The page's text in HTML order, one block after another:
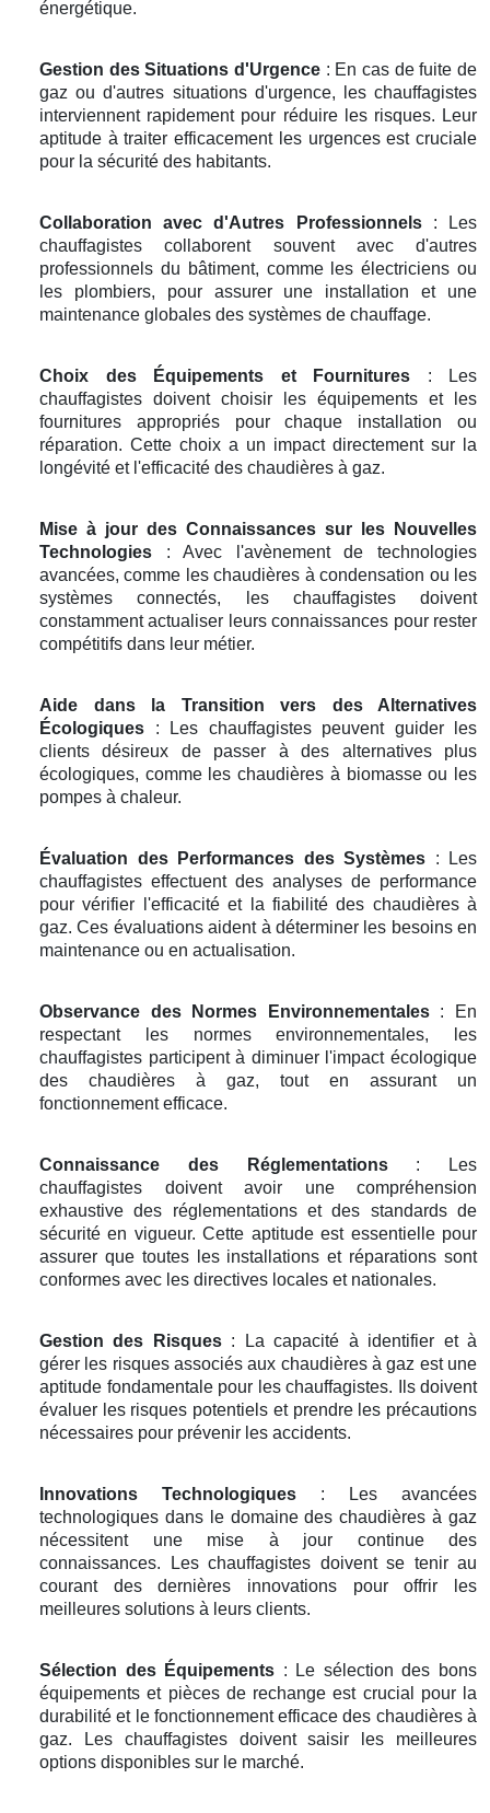
énergétique.
Gestion des Situations d'Urgence : En cas de fuite de
gaz ou d'autres situations d'urgence, les chauffagistes
interviennent rapidement pour réduire les risques. Leur
aptitude à traiter efficacement les urgences est cruciale
pour la sécurité des habitants.
Collaboration avec d'Autres Professionnels: Les
chauffagistes collaborent souvent avec d'autres
professionnels du bâtiment, comme les électriciens ou
les plombiers, pour assurer une installation et une
maintenance globales des systèmes de chauffage.
Choix des Équipements et Fournitures : Les
chauffagistes doivent choisir les équipements et les
fournitures appropriés pour chaque installation ou
réparation. Cette choix a un impact directement sur la
longévité et l'efficacité des chaudières à gaz.
Mise à jour des Connaissances sur les Nouvelles
Technologies : Avec l'avènement de technologies
avancées, comme les chaudières à condensation ou les
systèmes connectés, les chauffagistes doivent
constamment actualiser leurs connaissances pour rester
compétitifs dans leur métier.
Aide dans la Transition vers des Alternatives
Écologiques : Les chauffagistes peuvent guider les
clients désireux de passer à des alternatives plus
écologiques, comme les chaudières à biomasse ou les
pompes à chaleur.
Évaluation des Performances des Systèmes : Les
chauffagistes effectuent des analyses de performance
pour vérifier l'efficacité et la fiabilité des chaudières à
gaz. Ces évaluations aident à déterminer les besoins en
maintenance ou en actualisation.
Observance des Normes Environnementales: En
respectant les normes environnementales, les
chauffagistes participent à diminuer l'impact écologique
des chaudières à gaz, tout en assurant un
fonctionnement efficace.
Connaissance des Réglementations: Les
chauffagistes doivent avoir une compréhension
exhaustive des réglementations et des standards de
sécurité en vigueur. Cette aptitude est essentielle pour
assurer que toutes les installations et réparations sont
conformes avec les directives locales et nationales.
Gestion des Risques: La capacité à identifier et à
gérer les risques associés aux chaudières à gaz est une
aptitude fondamentale pour les chauffagistes. Ils doivent
évaluer les risques potentiels et prendre les précautions
nécessaires pour prévenir les accidents.
Innovations Technologiques : Les avancées
technologiques dans le domaine des chaudières à gaz
nécessitent une mise à jour continue des
connaissances. Les chauffagistes doivent se tenir au
courant des dernières innovations pour offrir les
meilleures solutions à leurs clients.
Sélection des Équipements : Le sélection des bons
équipements et pièces de rechange est crucial pour la
durabilité et le fonctionnement efficace des chaudières à
gaz. Les chauffagistes doivent saisir les meilleures
options disponibles sur le marché.